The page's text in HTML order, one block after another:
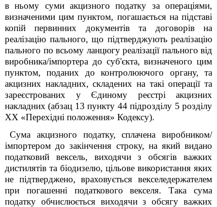
в ньому суми акцизного податку за операціями,
визначеними цим пунктом, погашається на підставі
копій первинних документів та договорів на
реалізацію пального, що підтверджують реалізацію
пального по всьому ланцюгу реалізації пального від
виробника/імпортера до суб'єкта, визначеного цим
пунктом, поданих до контролюючого органу, та
акцизних накладних, складених на такі операції та
зареєстрованих у Єдиному реєстрі акцизних
накладних (абзац 13 пункту 44 підрозділу 5 розділу
ХХ «Перехідні положення» Кодексу).
Сума акцизного податку, сплачена виробником/
імпортером до закінчення строку, на який видано
податковий вексель, виходячи з обсягів важких
дистилятів та біодизелю, цільове використання яких
не підтверджено, враховується векселедержателем
при погашенні податкового векселя. Така сума
податку обчислюється виходячи з обсягу важких